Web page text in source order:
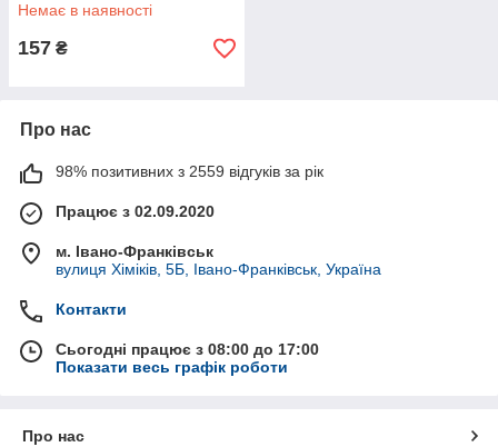
Немає в наявності
157 ₴
Про нас
98% позитивних з 2559 відгуків за рік
Працює з 02.09.2020
м. Івано-Франківськ
вулиця Хіміків, 5Б, Івано-Франківськ, Україна
Контакти
Сьогодні працює з 08:00 до 17:00
Показати весь графік роботи
Про нас